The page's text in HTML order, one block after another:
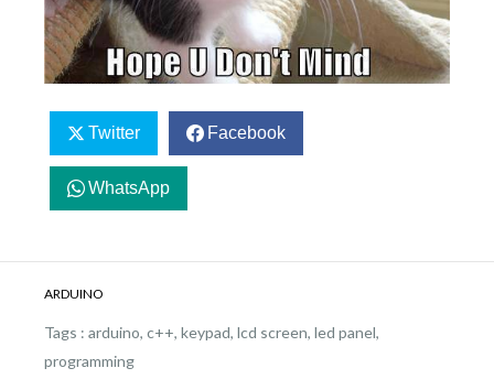
Twitter Facebook
WhatsApp
ARDUINO
Tags : arduino, c++, keypad, lcd screen, led panel,
programming